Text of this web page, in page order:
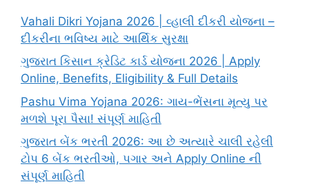
Vahali Dikri Yojana 2026 | વ્હાલી દીકરી યોજના –
દીકરીના ભવિષ્ય માટે આર્થિક સુરક્ષા
ગુજરાત કિસાન ક્રેડિટ કાર્ડ યોજના 2026 | Apply
Online, Benefits, Eligibility & Full Details
Pashu Vima Yojana 2026: ગાય-ભેંસના મૃત્યુ પર
મળશે પૂરા પૈસા! સંપૂર્ણ માહિતી
ગુજરાત બેંક ભરતી 2026: આ છે અત્યારે ચાલી રહેલી
ટોપ 6 બેંક ભરતીઓ, પગાર અને Apply Online ની
સંપૂર્ણ માહિતી